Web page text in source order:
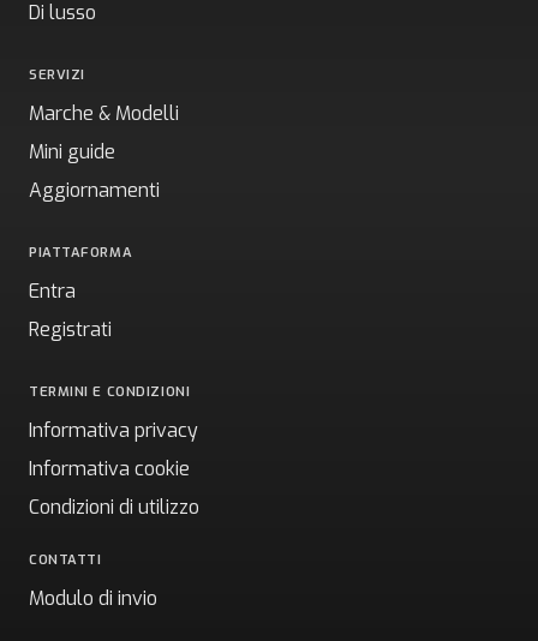
Di lusso
SERVIZI
Marche & Modelli
Mini guide
Aggiornamenti
PIATTAFORMA
Entra
Registrati
TERMINI E CONDIZIONI
Informativa privacy
Informativa cookie
Condizioni di utilizzo
CONTATTI
Modulo di invio